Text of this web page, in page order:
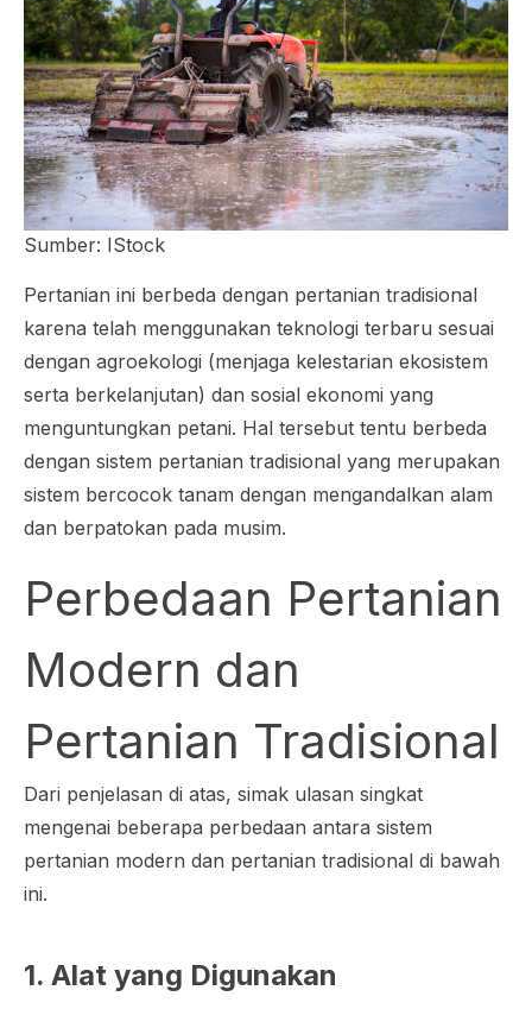
Sumber: IStock
Pertanian ini berbeda dengan pertanian tradisional
karena telah menggunakan teknologi terbaru sesuai
dengan agroekologi (menjaga kelestarian ekosistem
serta berkelanjutan) dan sosial ekonomi yang
menguntungkan petani. Hal tersebut tentu berbeda
dengan sistem pertanian tradisional yang merupakan
sistem bercocok tanam dengan mengandalkan alam
dan berpatokan pada musim.
Perbedaan Pertanian
Modern dan
Pertanian Tradisional
Dari penjelasan di atas, simak ulasan singkat
mengenai beberapa perbedaan antara sistem
pertanian modern dan pertanian tradisional di bawah
ini.
1. Alat yang Digunakan